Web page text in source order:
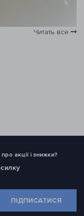
и
функцию,
Читать все
акції і знижки?
ПІДПИСАТИСЯ